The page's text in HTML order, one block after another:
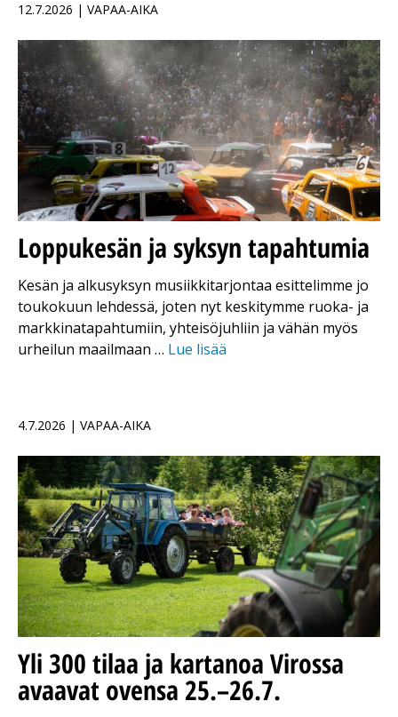
12.7.2026 | VAPAA-AIKA
Loppukesän ja syksyn tapahtumia
Kesän ja alkusyksyn musiikkitarjontaa esittelimme jo
toukokuun lehdessä, joten nyt keskitymme ruoka- ja
markkinatapahtumiin, yhteisöjuhliin ja vähän myös
urheilun maailmaan … Lue lisää
4.7.2026 | VAPAA-AIKA
Yli 300 tilaa ja kartanoa Virossa
avaavat ovensa 25.–26.7.